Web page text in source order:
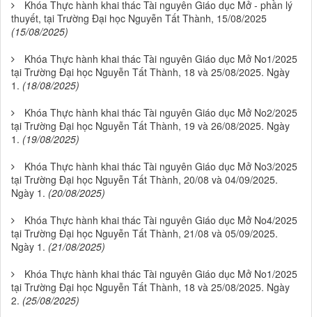
Khóa Thực hành khai thác Tài nguyên Giáo dục Mở - phần lý
thuyết, tại Trường Đại học Nguyễn Tất Thành, 15/08/2025
(15/08/2025)
Khóa Thực hành khai thác Tài nguyên Giáo dục Mở No1/2025
tại Trường Đại học Nguyễn Tất Thành, 18 và 25/08/2025. Ngày
1. (18/08/2025)
Khóa Thực hành khai thác Tài nguyên Giáo dục Mở No2/2025
tại Trường Đại học Nguyễn Tất Thành, 19 và 26/08/2025. Ngày
1. (19/08/2025)
Khóa Thực hành khai thác Tài nguyên Giáo dục Mở No3/2025
tại Trường Đại học Nguyễn Tất Thành, 20/08 và 04/09/2025.
Ngày 1. (20/08/2025)
Khóa Thực hành khai thác Tài nguyên Giáo dục Mở No4/2025
tại Trường Đại học Nguyễn Tất Thành, 21/08 và 05/09/2025.
Ngày 1. (21/08/2025)
Khóa Thực hành khai thác Tài nguyên Giáo dục Mở No1/2025
tại Trường Đại học Nguyễn Tất Thành, 18 và 25/08/2025. Ngày
2. (25/08/2025)